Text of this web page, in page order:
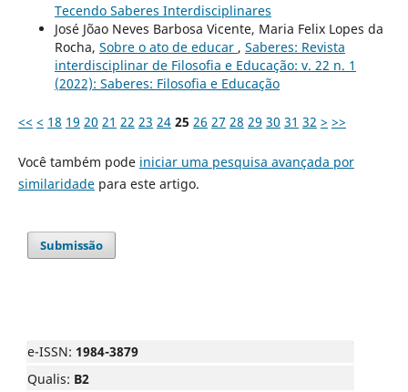
Tecendo Saberes Interdisciplinares
José Jõao Neves Barbosa Vicente, Maria Felix Lopes da
Rocha, Sobre o ato de educar , Saberes: Revista
interdisciplinar de Filosofia e Educação: v. 22 n. 1
(2022): Saberes: Filosofia e Educação
<< < 18 19 20 21 22 23 24 25 26 27 28 29 30 31 32 > >>
Você também pode iniciar uma pesquisa avançada por
similaridadepara este artigo.
Submissão
e-ISSN: 1984-3879
Qualis: B2